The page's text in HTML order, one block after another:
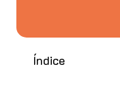
Índice